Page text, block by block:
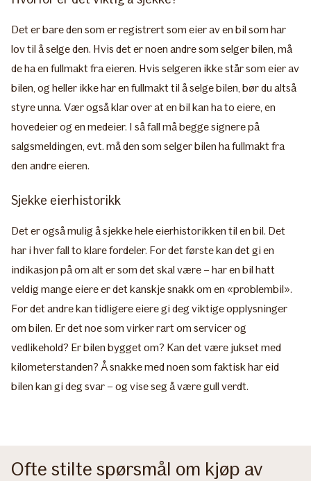
Det er bare den som er registrert som eier av en bil som har
lov til å selge den. Hvis det er noen andre som selger bilen, må
de ha en fullmakt fra eieren. Hvis selgeren ikke står som eier av
bilen, og heller ikke har en fullmakt til å selge bilen, bør du altså
styre unna. Vær også klar over at en bil kan ha to eiere, en
hovedeier og en medeier. I så fall må begge signere på
salgsmeldingen, evt. må den som selger bilen ha fullmakt fra
den andre eieren.
Sjekke eierhistorikk
Det er også mulig å sjekke hele eierhistorikken til en bil. Det
har i hver fall to klare fordeler. For det første kan det gi en
indikasjon på om alt er som det skal være – har en bil hatt
veldig mange eiere er det kanskje snakk om en «problembil».
For det andre kan tidligere eiere gi deg viktige opplysninger
om bilen. Er det noe som virker rart om servicer og
vedlikehold? Er bilen bygget om? Kan det være jukset med
kilometerstanden? Å snakke med noen som faktisk har eid
bilen kan gi deg svar – og vise seg å være gull verdt.
Ofte stilte spørsmål om kjøp av